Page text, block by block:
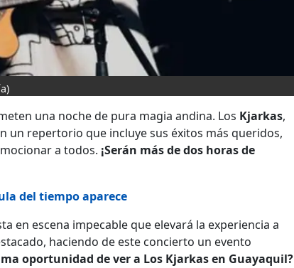
una noche de pura magia andina. Los Kjarkas,
un repertorio que incluye sus éxitos más queridos,
a todos. ¡Serán más de dos horas de
del tiempo aparece
en escena impecable que elevará la experiencia a
haciendo de este concierto un evento
oportunidad de ver a Los Kjarkas en Guayaquil?